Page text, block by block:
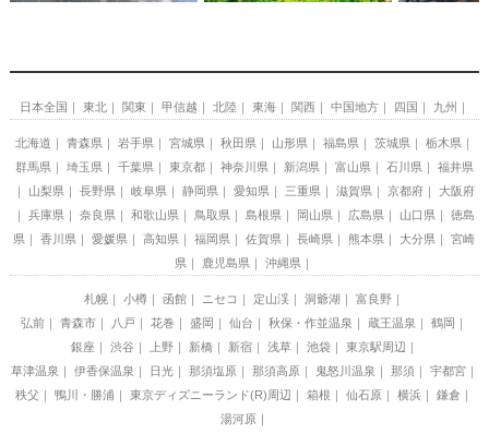
日本全国 東北 関東 甲信越 北陸 東海 関西 中国地方 四国 九州
北海道 青森県 岩手県 宮城県 秋田県 山形県 福島県 茨城県
栃木県
群馬県
埼玉県 千葉県 東京都 神奈川県 新潟県 富山県 石川県
福井県
山梨県
長野県 岐阜県 静岡県 愛知県 三重県 滋賀県 京都府
大阪府
兵庫県
奈良県 和歌山県 鳥取県 島根県 岡山県 広島県 山口県
徳島
県
香川県 愛媛県 高知県 福岡県 佐賀県 長崎県 熊本県 大分県
宮崎
県
鹿児島県 沖縄県
札幌 小樽 函館 ニセコ 定山渓 洞爺湖
富良野
弘前
青森市 八戸 花巻 盛岡 仙台 秋保・作並温泉 蔵王温泉
鶴岡
銀座
渋谷 上野 新橋 新宿 浅草 池袋
東京駅周辺
草津温泉
伊香保温泉 日光 那須塩原 那須高原 鬼怒川温泉 那須
宇都宮
秩父
鴨川・勝浦 東京ディズニーランド(R)周辺 箱根 仙石原 横浜
鎌倉
湯河原